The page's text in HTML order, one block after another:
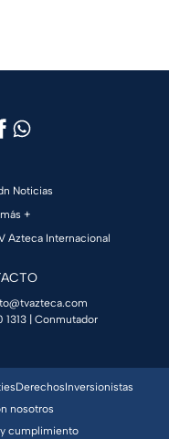
Noticias
+
Azteca Internacional
1313 | Conmutador
DerechosInversionistas
nosotros
cumplimiento